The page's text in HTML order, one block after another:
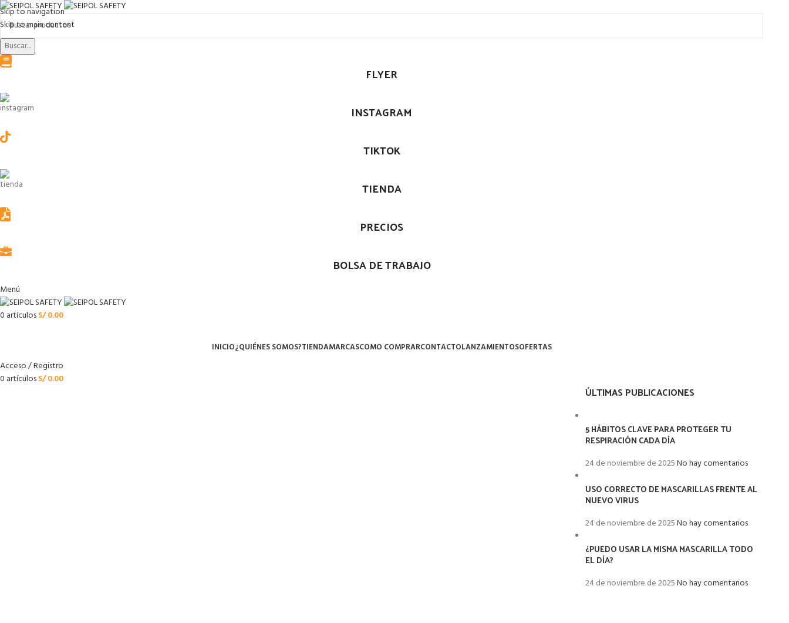
Skip to navigation
Skip to main content
Buscar...
FLYER
INSTAGRAM
TIKTOK
TIENDA
PRECIOS
BOLSA DE TRABAJO
Menú
0 artículosS/0.00
INICIO¿QUIÉNES SOMOS?TIENDAMARCASCOMO COMPRARCONTACTOLANZAMIENTOSOFERTAS
Acceso / Registro
0 artículosS/0.00
ÚLTIMAS PUBLICACIONES
5 HÁBITOS CLAVE PARA PROTEGER TU
RESPIRACIÓN CADA DÍA
24 de noviembre de 2025No hay comentarios
USO CORRECTO DE MASCARILLAS FRENTE AL
NUEVO VIRUS
24 de noviembre de 2025No hay comentarios
¿PUEDO USAR LA MISMA MASCARILLA TODO
EL DÍA?
24 de noviembre de 2025No hay comentarios